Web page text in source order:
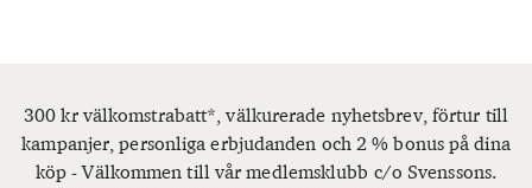
300 kr välkomstrabatt*, välkurerade nyhetsbrev, förtur till
kampanjer, personliga erbjudanden och 2 % bonus på dina
köp - Välkommen till vår medlemsklubb c/o Svenssons.